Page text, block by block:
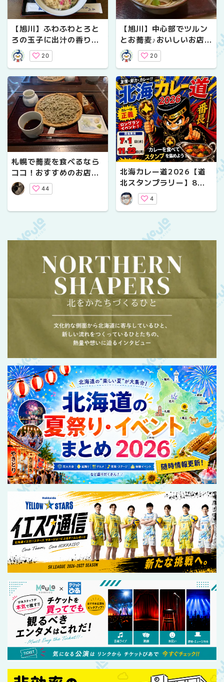
【旭川】ふわふわとろと
ろの玉子に出汁の香り！
そば屋の美味しい玉子丼
3選
20
【旭川】中心部でツルン
とお蕎麦♪おいしいお店3
つ
20
札幌で蕎麦を食べるなら
ココ！おすすめのお店４
選
44
北海カレー道2026【道
北スタンプラリー】8市
町村16店舗を車で巡る｜
旭川・美瑛など個性派カ
レー店を満喫
4